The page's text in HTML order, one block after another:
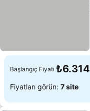
Başlangıç Fiyatı ₺6.314
Fiyatları görün: 7 site